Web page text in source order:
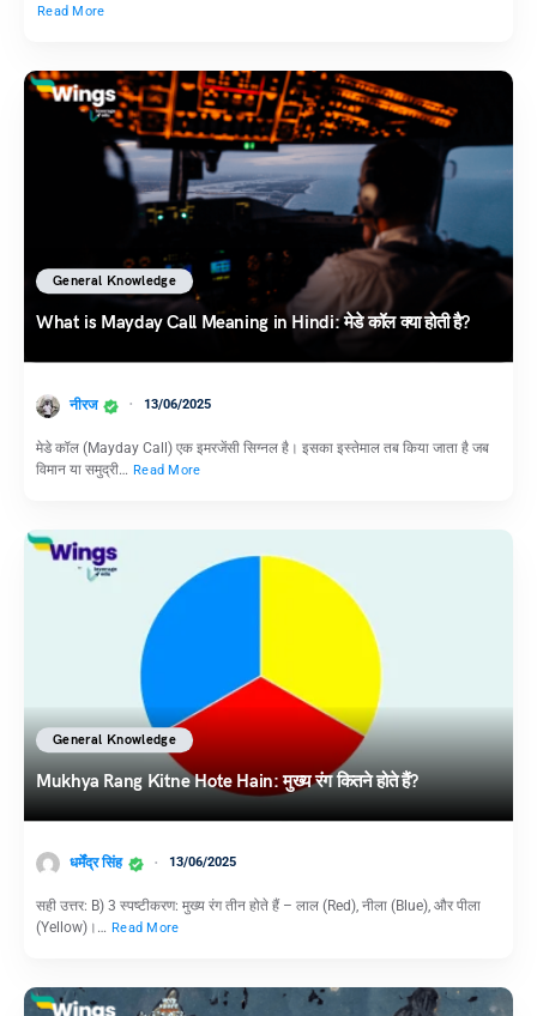
Read More
General Knowledge
What is Mayday Call Meaning in Hindi: मेडे कॉल क्या होती है?
नीरज 13/06/2025
मेडे कॉल (Mayday Call) एक इमरजेंसी सिग्नल है। इसका इस्तेमाल तब किया जाता है जब
विमान या समुद्री… Read More
General Knowledge
Mukhya Rang Kitne Hote Hain: मुख्य रंग कितने होते हैं?
धर्मेंद्र सिंह 13/06/2025
सही उत्तर: B) 3 स्पष्टीकरण: मुख्य रंग तीन होते हैं – लाल (Red), नीला (Blue), और पीला
(Yellow)।… Read More